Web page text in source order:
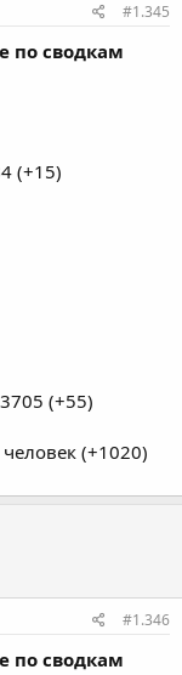
#1.345
по сводкам
(+15)
(+55)
(+1020)
#1.346
по сводкам